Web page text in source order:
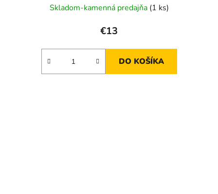
Skladom-kamenná predajňa (1 ks)
€13
DO KOŠÍKA